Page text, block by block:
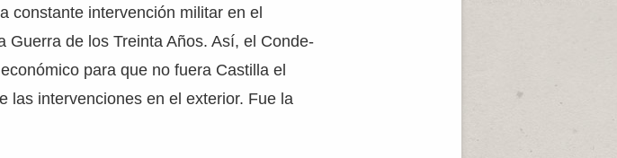
constante intervención militar en el
de los Treinta Años. Así, el Conde-
para que no fuera Castilla el
las intervenciones en el exterior. Fue la